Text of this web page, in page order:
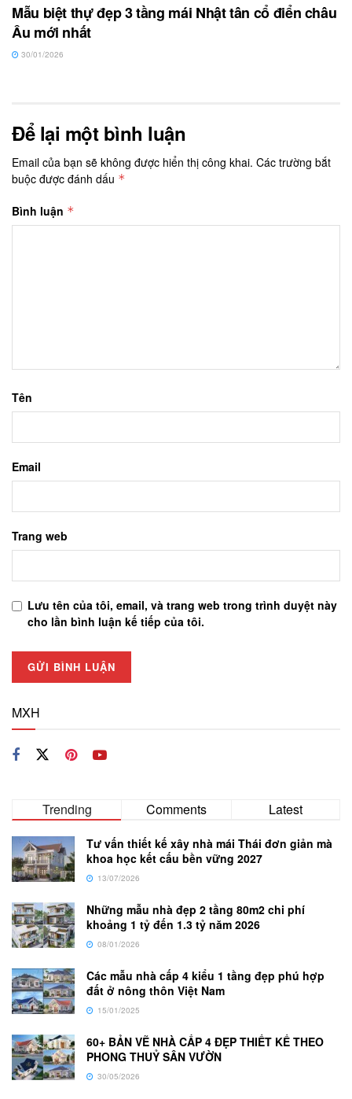
Mẫu biệt thự đẹp 3 tầng mái Nhật tân cổ điển châu
Âu mới nhất
30/01/2026
Để lại một bình luận
Email của bạn sẽ không được hiển thị công khai. Các trường bắt
buộc được đánh dấu *
Bình luận *
Tên
Email
Trang web
Lưu tên của tôi, email, và trang web trong trình duyệt này
cho lần bình luận kế tiếp của tôi.
MXH
Trending Comments Latest
Tư vấn thiết kế xây nhà mái Thái đơn giản mà
khoa học kết cấu bền vững 2027
13/07/2026
Những mẫu nhà đẹp 2 tầng 80m2 chi phí
khoảng 1 tỷ đến 1.3 tỷ năm 2026
08/01/2026
Các mẫu nhà cấp 4 kiểu 1 tầng đẹp phú hợp
đất ở nông thôn Việt Nam
15/01/2025
60+ BẢN VẼ NHÀ CẤP 4 ĐẸP THIẾT KẾ THEO
PHONG THUỶ SÂN VƯỜN
30/05/2026